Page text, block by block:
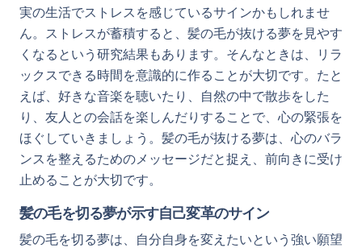
実の生活でストレスを感じているサインかもしれませ
ん。ストレスが蓄積すると、髪の毛が抜ける夢を見やす
くなるという研究結果もあります。そんなときは、リラ
ックスできる時間を意識的に作ることが大切です。たと
えば、好きな音楽を聴いたり、自然の中で散歩をした
り、友人との会話を楽しんだりすることで、心の緊張を
ほぐしていきましょう。髪の毛が抜ける夢は、心のバラ
ンスを整えるためのメッセージだと捉え、前向きに受け
止めることが大切です。
髪の毛を切る夢が示す自己変革のサイン
髪の毛を切る夢は、自分自身を変えたいという強い願望